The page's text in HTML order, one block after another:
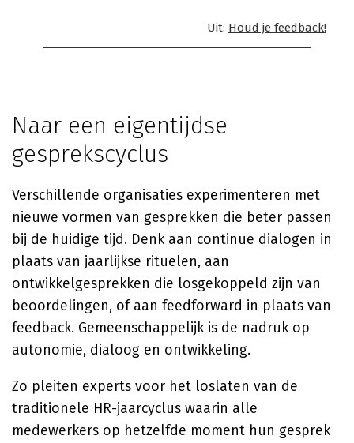
Uit: Houd je feedback!
Naar een eigentijdse
gesprekscyclus
Verschillende organisaties experimenteren met
nieuwe vormen van gesprekken die beter passen
bij de huidige tijd. Denk aan continue dialogen in
plaats van jaarlijkse rituelen, aan
ontwikkelgesprekken die losgekoppeld zijn van
beoordelingen, of aan feedforward in plaats van
feedback. Gemeenschappelijk is de nadruk op
autonomie, dialoog en ontwikkeling.
Zo pleiten experts voor het loslaten van de
traditionele HR-jaarcyclus waarin alle
medewerkers op hetzelfde moment hun gesprek